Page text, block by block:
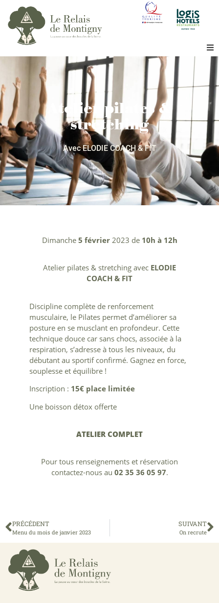
Bienvenue
L’hôtel
Le restaurant
Le Bois
Séminaire
La région
Atelier pilates &
stretching
Avec ELODIE COACH & FIT
Dimanche 5 février2023 de 10h à 12h
Atelier pilates & stretching avec ELODIE
COACH & FIT
Discipline complète de renforcement
musculaire, le Pilates permet d’améliorer sa
posture en se musclant en profondeur. Cette
technique douce car sans chocs, associée à la
respiration, s’adresse à tous les niveaux, du
débutant au sportif confirmé. Gagnez en force,
souplesse et équilibre !
Inscription : 15€ place limitée
Une boisson détox offerte
ATELIER COMPLET
Pour tous renseignements et réservation
contactez-nous au 02 35 36 05 97.
PRÉCÉDENT
Menu du mois de janvier 2023
SUIVANT
On recrute